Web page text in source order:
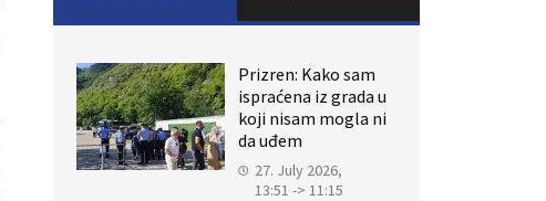
Prizren: Kako sam
ispraćena iz grada u
koji nisam mogla ni
da uđem
27. July 2026,
13:51 -> 11:15